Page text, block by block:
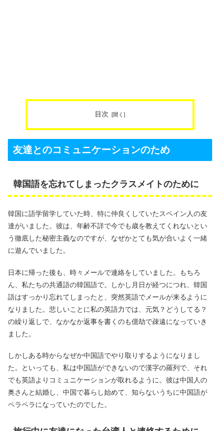
目次
友達とのコミュニケーションのため
韓国語を忘れてしまったクラスメイトのために
韓国に語学留学していた時、特に仲良くしていたスペイン人の友
達がいました。彼は、年齢不詳で今でも歳を教えてくれないとい
う徹底した秘密主義なのですが、なぜかとても気が合いよく一緒
に遊んでいました。
日本に帰った後も、時々メールで連絡をしていました。もちろ
ん、私たちの共通語の韓国語で。しかし月日が経つにつれ、韓国
語はすっかり忘れてしまったと、突然英語でメールが来るように
なりました。悲しいことに私の英語力では、元気？どうしてる？
の繰り返しで、なかなか返事を書くのも億劫で疎遠になっていき
ました。
しかしある時からなぜか中国語でやり取りするようになりまし
た。といっても、私は中国語ができないので漢字の羅列で、それ
でも英語よりコミュニケーションが取れるように。彼は中国人の
奥さんと結婚し、中国で暮らし始めて、知らないうちに中国語が
ペラペラになっていたのでした。